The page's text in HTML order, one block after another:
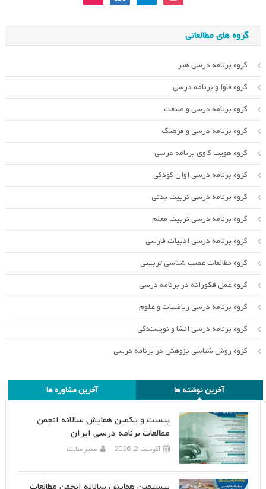
گروه های مطالعاتی
گروه برنامه درسی هنر
گروه فاوا و برنامه درسی
گروه برنامه درسی و صنعت
گروه برنامه درسی و فرهنگ
گروه هویت کاوی برنامه درسی
گروه برنامه درسی اوان کودکی
گروه برنامه درسی تربیت بدنی
گروه برنامه درسی تربیت معلم
گروه برنامه درسی ادبیات فارسی
گروه مطالعات عصب شناسی تربیتی
گروه عمل فکورانه در برنامه درسی
گروه برنامه درسی ریاضیات و علوم
گروه برنامه درسی انشا و نویسندگی
گروه روش شناسی پژوهش در برنامه درسی
آخرین نوشته ها آخرین مشاوره ها
بیست و یکمین همایش سالانه انجمن
مطالعات برنامه درسی ایران
آگوست 2, 2026 مدیر سایت